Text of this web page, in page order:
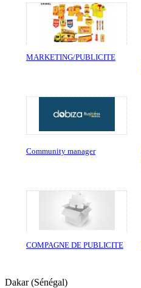
MARKETING/PUBLICITE
Community manager
COMPAGNE DE PUBLICITE
Dakar (Sénégal)